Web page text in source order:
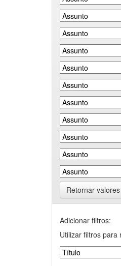
Retornar valores
Adicionar filtros:
Utilizar filtros para